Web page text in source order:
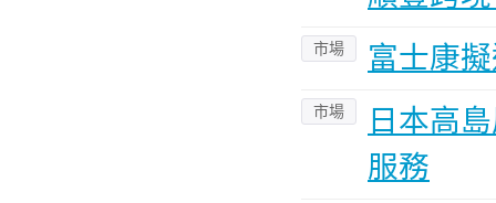
市場 富士康
市場
日本高
服務